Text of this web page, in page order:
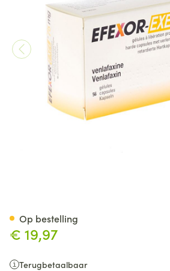
€ 19,97
Terugbetaalbaar
Op bestelling